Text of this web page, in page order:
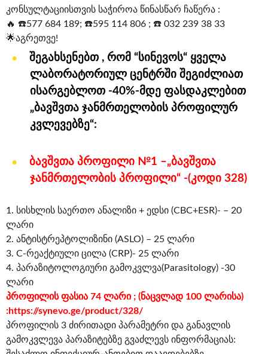
კონსულტაციისთვის საჭიროა წინასწარ ჩაწერა :
🔥 ☎️577 684 189; ☎️595 114 806 ; ☎️ 032 239 38 33
🌟აგრეთვე!
შეგახსენებთ , რომ “სინევოს“ ყველა
ლაბორატორიულ ცენტრში შეგიძლიათ
ისარგებლოთ -40%-მდე ფასდაკლებით
„ბავშვთა ჯანმრთელობის პროფილურ
კვლევებზე“:
ბავშვთა პროფილი №1 –„ბავშვთა
ჯანმრთელობის პროფილი“ -(კოდი 328)
1. სისხლის საერთო ანალიზი + ედსი (CBC+ESR)- – 20
ლარი
2. ანტისტრეპტოლიზინი (ASLO) – 25 ლარი
3. C-რეაქტიული ცილა (CRP)- 25 ლარი
4. პარაზიტოლოგიური გამოკვლვა(Parasitology) -30
ლარი
პროფილის ფასია 74 ლარი ; (ნაცვლად 100 ლარისა)
:https://synevo.ge/product/328/
პროფილის 3 ძირითადი პარამეტრი და განავლის
გამოკვლევა პარაზიტებზე გვაძლევს ინფორმაციას: